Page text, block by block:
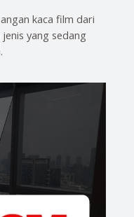
kaca film dari
yang sedang